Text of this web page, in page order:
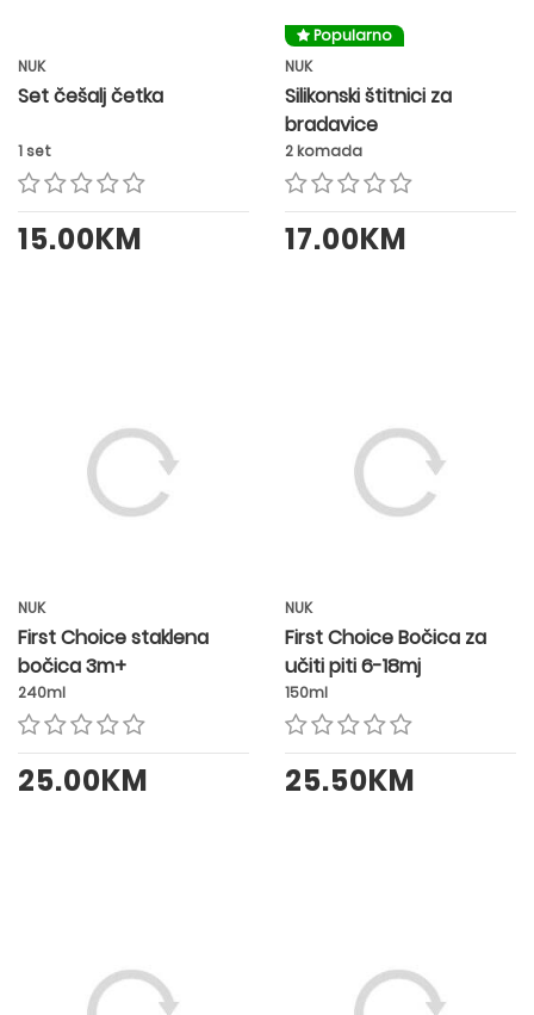
NUK
Set češalj četka
1 set
15.00KM
Popularno
NUK
Silikonski štitnici za
bradavice
2 komada
17.00KM
NUK
First Choice staklena
bočica 3m+
240ml
25.00KM
NUK
First Choice Bočica za
učiti piti 6-18mj
150ml
25.50KM